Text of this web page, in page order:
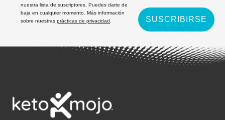
nuestra lista de suscriptores. Puedes darte de
baja en cualquier momento. Más información
sobre nuestras prácticas de privacidad SUSCRIBIRSE